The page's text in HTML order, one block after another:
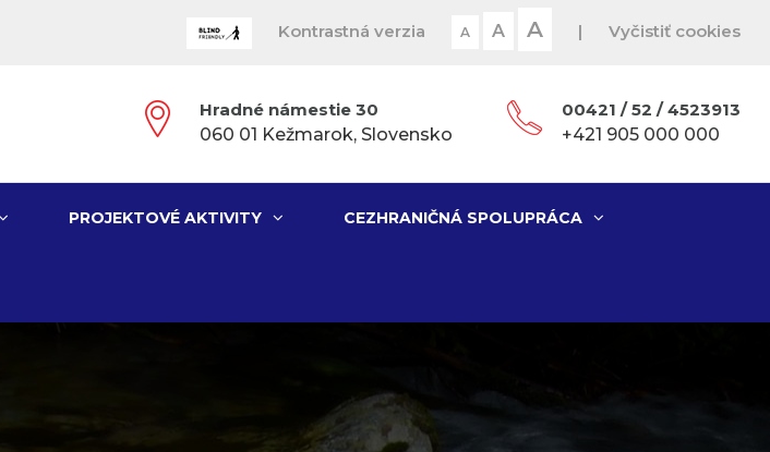
Kontrastná verzia A A A | Vyčistiť cookies
Hradné námestie 30
060 01 Kežmarok, Slovensko
00421 / 52 / 4523913
+421 905 000 000
PROJEKTOVÉ AKTIVITY CEZHRANIČNÁ SPOLUPRÁCA